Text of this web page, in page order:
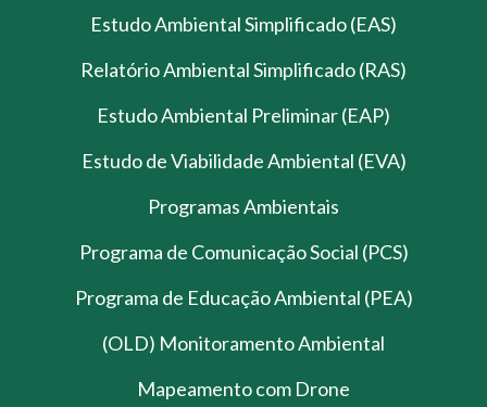
Estudo Ambiental Simplificado (EAS)
Relatório Ambiental Simplificado (RAS)
Estudo Ambiental Preliminar (EAP)
Estudo de Viabilidade Ambiental (EVA)
Programas Ambientais
Programa de Comunicação Social (PCS)
Programa de Educação Ambiental (PEA)
(OLD) Monitoramento Ambiental
Mapeamento com Drone